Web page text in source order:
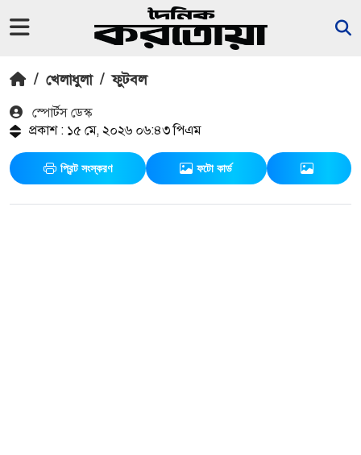
/ খেলাধুলা / ফুটবল
স্পোর্টস ডেস্ক
প্রকাশ : ১৫ মে, ২০২৬ ০৬:৪৩ পিএম
প্রিন্ট সংস্করণ ফটো কার্ড